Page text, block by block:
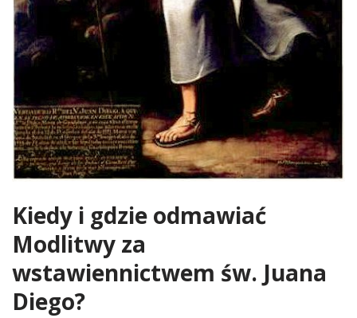
Kiedy i gdzie odmawiać
Modlitwy za
wstawiennictwem św. Juana
Diego?